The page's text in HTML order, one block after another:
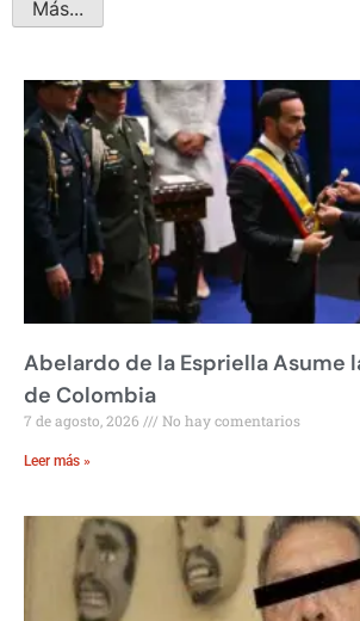
Más...
Abelardo de la Espriella Asume
de Colombia
7 de agosto, 2026 No hay comentarios
Leer más »